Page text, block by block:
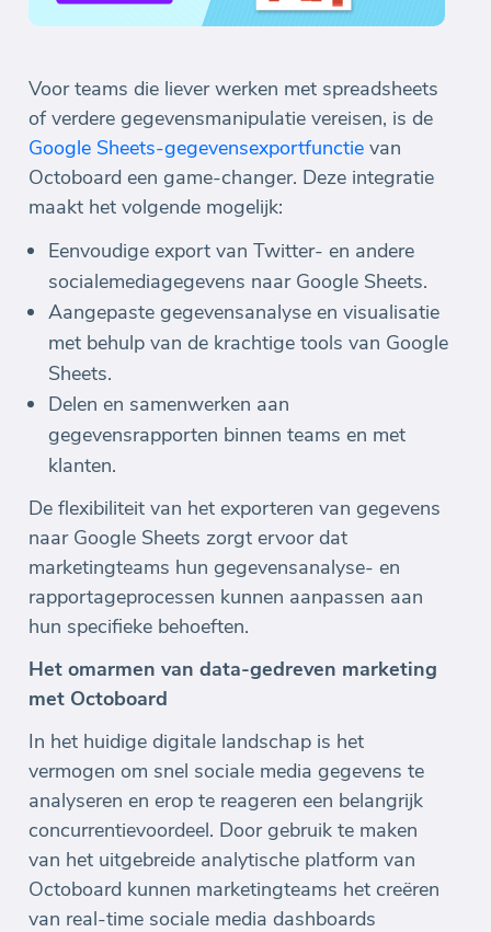
Voor teams die liever werken met spreadsheets
of verdere gegevensmanipulatie vereisen, is de
Google Sheets-gegevensexportfunctie van
Octoboard een game-changer. Deze integratie
maakt het volgende mogelijk:
Eenvoudige export van Twitter- en andere
socialemediagegevens naar Google Sheets.
Aangepaste gegevensanalyse en visualisatie
met behulp van de krachtige tools van Google
Sheets.
Delen en samenwerken aan
gegevensrapporten binnen teams en met
klanten.
De flexibiliteit van het exporteren van gegevens
naar Google Sheets zorgt ervoor dat
marketingteams hun gegevensanalyse- en
rapportageprocessen kunnen aanpassen aan
hun specifieke behoeften.
Het omarmen van data-gedreven marketing
met Octoboard
In het huidige digitale landschap is het
vermogen om snel sociale media gegevens te
analyseren en erop te reageren een belangrijk
concurrentievoordeel. Door gebruik te maken
van het uitgebreide analytische platform van
Octoboard kunnen marketingteams het creëren
van real-time sociale media dashboards